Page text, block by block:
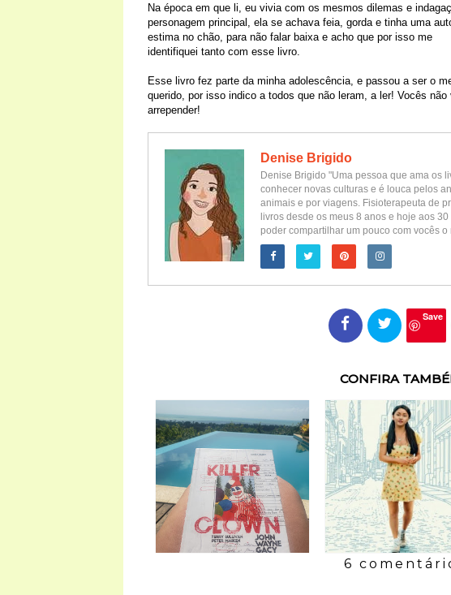
Na época em que li, eu vivia com os mesmos dilemas e
personagem principal, ela se achava feia, gorda e tinha uma
estima no chão, para não falar baixa e acho que por isso me
identifiquei tanto com esse livro.
Esse livro fez parte da minha adolescência, e passou a ser o
querido, por isso indico a todos que não leram, a ler! Vocês não
arrepender!
Denise Brigido
Denise Brigido "Uma pessoa que ama os
conhecer novas culturas e é louca pelos
animais e por viagens. Fisioterapeuta de
livros desde os meus 8 anos e hoje aos
poder compartilhar um pouco com vocês
Save
CONFIRA
6